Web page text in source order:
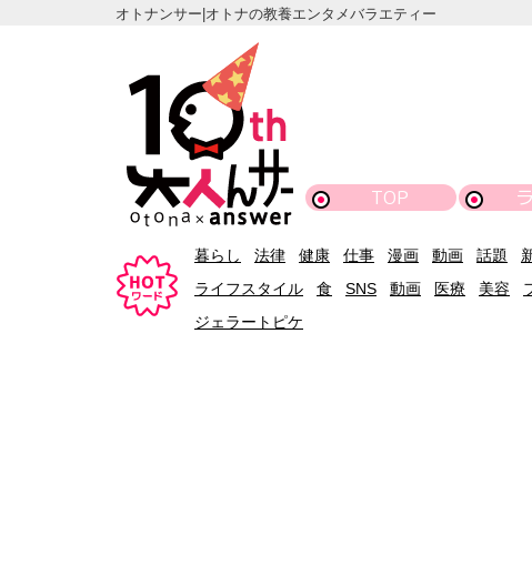
オトナンサー|オトナの教養エンタメバラエティー
TOP
暮らし 法律 健康 仕事 漫画 動画 話題
ライフスタイル
食 SNS 動画 医療 美容
ジェラートピケ